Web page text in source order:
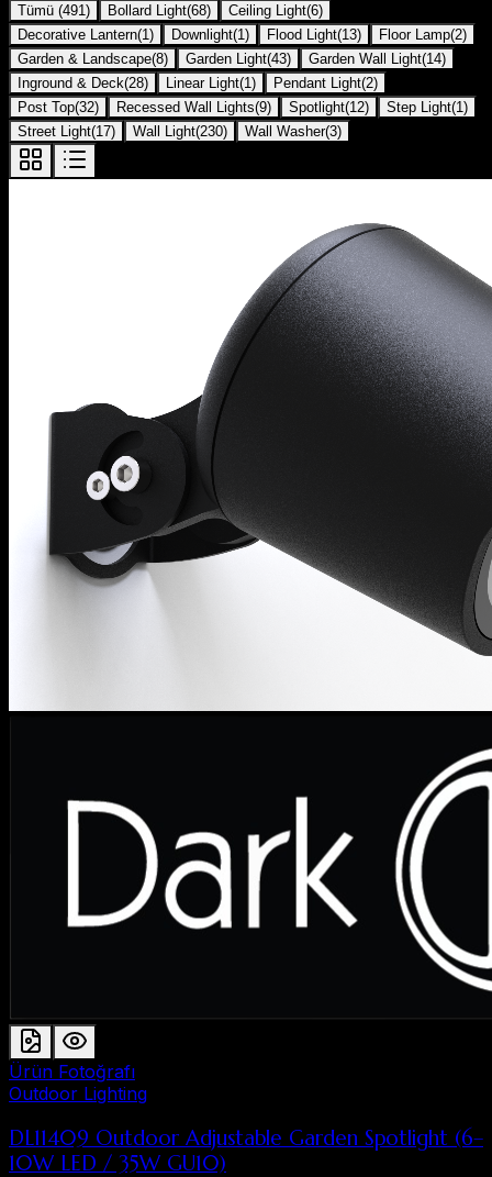
Tümü (491 ) Bollard Light(68) Ceiling Light(6)
Decorative Lantern(1 ) Downlight(1 ) Flood Light(13) Floor Lamp(2)
Garden & Landscape(8) Garden Light(43) Garden Wall Light(14)
Inground & Deck(28) Linear Light(1 ) Pendant Light(2)
Post Top(32) Recessed Wall Lights(9) Spotlight(12) Step Light(1 )
Street Light(17) Wall Light(230) Wall Washer(3)
Ürün Fotoğrafı
Outdoor Lighting
DL11409 Outdoor Adjustable Garden Spotlight (6–
10W LED / 35W GU10)